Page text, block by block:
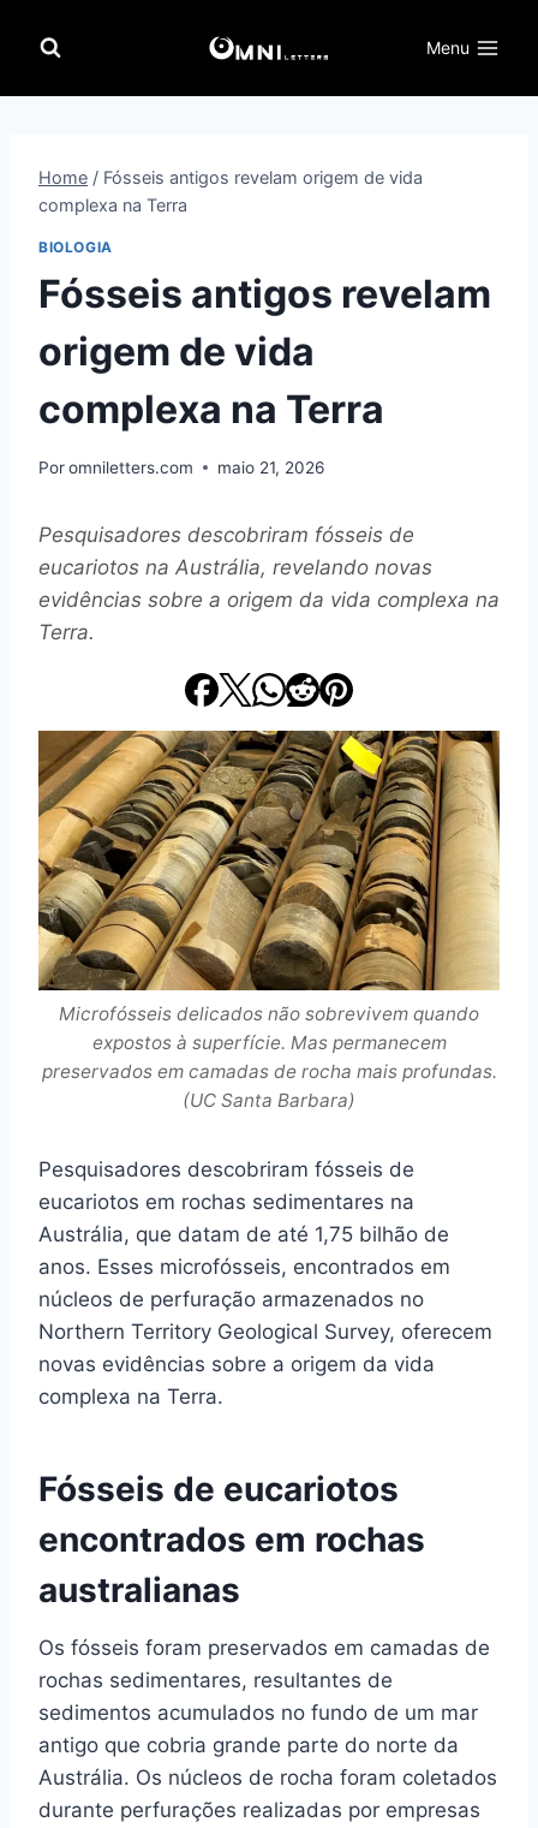
para
Menu
Home / Fósseis antigos revelam origem de vida
complexa na Terra
BIOLOGIA
Fósseis antigos revelam
origem de vida
complexa na Terra
Poromniletters.com maio 21, 2026
Pesquisadores descobriram fósseis de
eucariotos na Austrália, revelando novas
evidências sobre a origem da vida complexa na
Terra.
Microfósseis delicados não sobrevivem quando
expostos à superfície. Mas permanecem
preservados em camadas de rocha mais profundas.
(UC Santa Barbara)
Pesquisadores descobriram fósseis de
eucariotos em rochas sedimentares na
Austrália, que datam de até 1,75 bilhão de
anos. Esses microfósseis, encontrados em
núcleos de perfuração armazenados no
Northern Territory Geological Survey, oferecem
novas evidências sobre a origem da vida
complexa na Terra.
Fósseis de eucariotos
encontrados em rochas
australianas
Os fósseis foram preservados em camadas de
rochas sedimentares, resultantes de
sedimentos acumulados no fundo de um mar
antigo que cobria grande parte do norte da
Austrália. Os núcleos de rocha foram coletados
durante perfurações realizadas por empresas